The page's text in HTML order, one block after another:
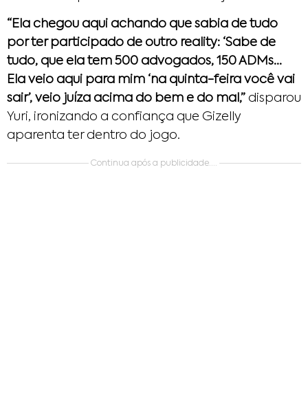
“Ela chegou aqui achando que sabia de tudo
por ter participado de outro reality: ‘Sabe de
tudo, que ela tem 500 advogados, 150 ADMs…
Ela veio aqui para mim ‘na quinta-feira você vai
sair’, veio juíza acima do bem e do mal,” disparou
Yuri, ironizando a confiança que Gizelly
aparenta ter dentro do jogo.
Continua após a publicidade....